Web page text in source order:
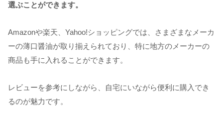
選ぶことができます。
Amazonや楽天、Yahoo!ショッピングでは、さまざまなメーカ
ーの薄口醤油が取り揃えられており、特に地方のメーカーの
商品も手に入れることができます。
レビューを参考にしながら、自宅にいながら便利に購入でき
るのが魅力です。